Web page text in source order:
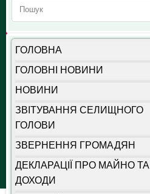
ГОЛОВНА
ГОЛОВНІ НОВИНИ
НОВИНИ
ЗВІТУВАННЯ СЕЛИЩНОГО
ГОЛОВИ
ЗВЕРНЕННЯ ГРОМАДЯН
ДЕКЛАРАЦІЇ ПРО МАЙНО ТА
ДОХОДИ